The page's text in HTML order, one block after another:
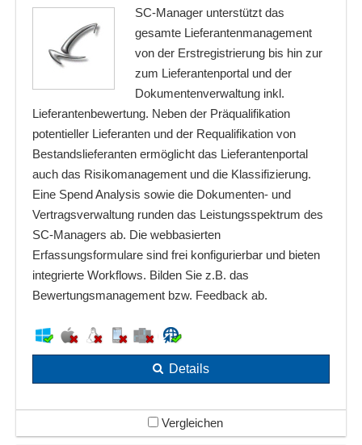
SC-Manager unterstützt das
gesamte Lieferantenmanagement
von der Erstregistrierung bis hin zur
zum Lieferantenportal und der
Dokumentenverwaltung inkl.
Lieferantenbewertung. Neben der Präqualifikation
potentieller Lieferanten und der Requalifikation von
Bestandslieferanten ermöglicht das Lieferantenportal
auch das Risikomanagement und die Klassifizierung.
Eine Spend Analysis sowie die Dokumenten- und
Vertragsverwaltung runden das Leistungsspektrum des
SC-Managers ab. Die webbasierten
Erfassungsformulare sind frei konfigurierbar und bieten
integrierte Workflows. Bilden Sie z.B. das
Bewertungsmanagement bzw. Feedback ab.
Details
Vergleichen